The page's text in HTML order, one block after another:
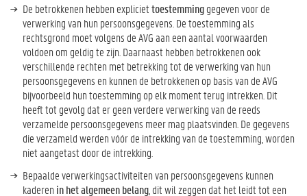
De betrokkenen hebben expliciettoestemminggegeven voor de
verwerking van hun persoonsgegevens. De toestemming als
rechtsgrond moet volgens de AVG aan een aantal voorwaarden
voldoen om geldig te zijn. Daarnaast hebben betrokkenen ook
verschillende rechten met betrekking tot de verwerking van hun
persoonsgegevens en kunnen de betrokkenen op basis van de AVG
bijvoorbeeld hun toestemming op elk moment terug intrekken. Dit
heeft tot gevolg dat er geen verdere verwerking van de reeds
verzamelde persoonsgegevens meer mag plaatsvinden. De gegevens
die verzameld werden vóór de intrekking van de toestemming, worden
niet aangetast door de intrekking.
Bepaalde verwerkingsactiviteiten van persoonsgegevens kunnen
kaderen in het algemeen belang , dit wil zeggen dat het leidt tot een